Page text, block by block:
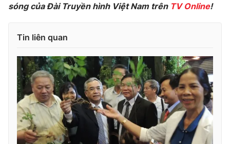
Theo dõi báo trên
Cơ quan chủ quản:
Cơ quan báo chí:Thời báo VTV
Giấy phép hoạt động báo in và báo điện tử số 483/GP-BTTTT
cấp ngày 29/12/2023
Tổng Biên tập:Vũ Thanh Thủy
Phó Tổng Biên tập:Nguyễn Thị Mỹ Hạnh, Phạm Quốc Thắng,
Nguyễn Trọng Ninh
Tổng đài VTV:024.38 355 931 - 024.38 355 932
sóng của Đài Truyền hình Việt Nam trên TV Online!
Tin liên quan